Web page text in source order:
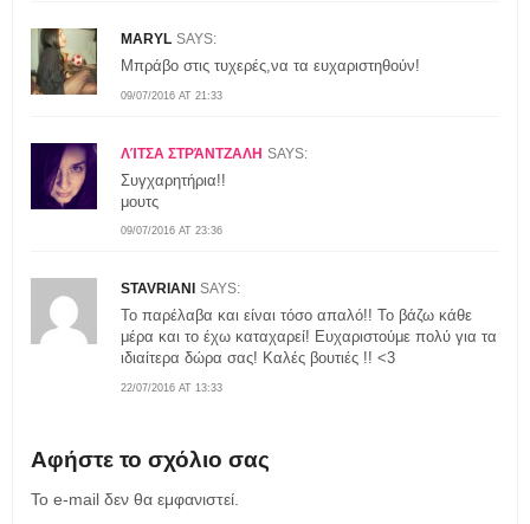
MARYL SAYS:
09/07/2016 AT 21:33
Μπράβο στις τυχερές,να τα ευχαριστηθούν!
ΛΊΤΣΑ ΣΤΡΆΝΤΖΑΛΗ SAYS:
09/07/2016 AT 23:36
Συγχαρητήρια!!
μουτς
STAVRIANI SAYS:
22/07/2016 AT 13:33
Το παρέλαβα και είναι τόσο απαλό!! Το βάζω κάθε
μέρα και το έχω καταχαρεί! Ευχαριστούμε πολύ για τα
ιδιαίτερα δώρα σας! Καλές βουτιές !! <3
Αφήστε το σχόλιο σας
Το e-mail δεν θα εμφανιστεί.